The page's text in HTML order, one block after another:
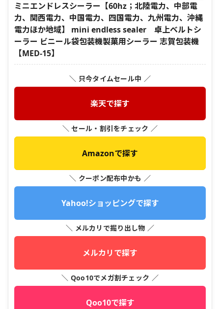
ミニエンドレスシーラー【60hz；北陸電力、中部電
力、関西電力、中国電力、四国電力、九州電力、沖縄
電力ほか地域】 mini endless sealer 卓上ベルトシ
ーラー ビニール袋包装機製菓用シーラー 志賀包装機
【MED-15】
＼ 只今タイムセール中 ／
楽天で探す
＼ セール・割引をチェック ／
Amazonで探す
＼ クーポン配布中かも ／
Yahoo!ショッピングで探す
＼ メルカリで掘り出し物 ／
メルカリで探す
＼ Qoo10でメガ割チェック ／
Qoo10で探す